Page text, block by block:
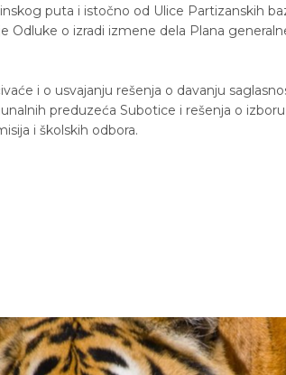
puta i istočno od Ulice Partizanskih
Odluke o izradi izmene dela Plana
i o usvajanju rešenja o davanju
preduzeća Subotice i rešenja o
i školskih odbora.